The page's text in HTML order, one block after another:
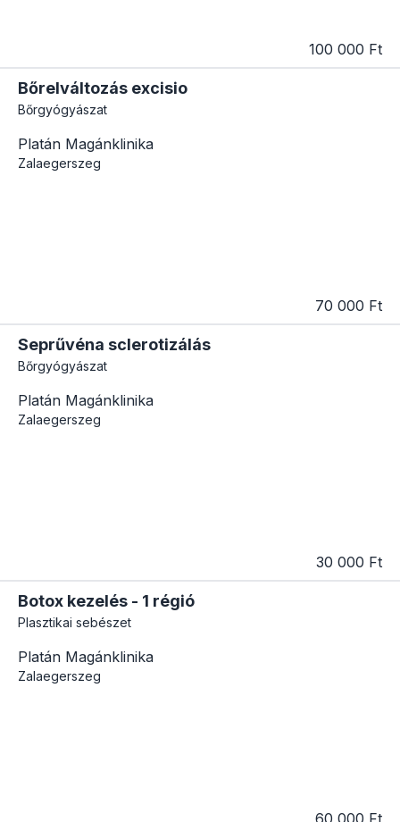
100 000 Ft
Bőrelváltozás excisio
Bőrgyógyászat
Platán Magánklinika
Zalaegerszeg
70 000 Ft
Seprűvéna sclerotizálás
Bőrgyógyászat
Platán Magánklinika
Zalaegerszeg
30 000 Ft
Botox kezelés - 1 régió
Plasztikai sebészet
Platán Magánklinika
Zalaegerszeg